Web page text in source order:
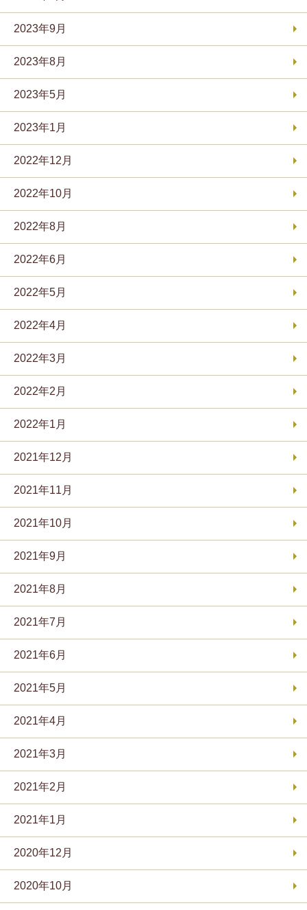
2023年9月
2023年8月
2023年5月
2023年1月
2022年12月
2022年10月
2022年8月
2022年6月
2022年5月
2022年4月
2022年3月
2022年2月
2022年1月
2021年12月
2021年11月
2021年10月
2021年9月
2021年8月
2021年7月
2021年6月
2021年5月
2021年4月
2021年3月
2021年2月
2021年1月
2020年12月
2020年10月